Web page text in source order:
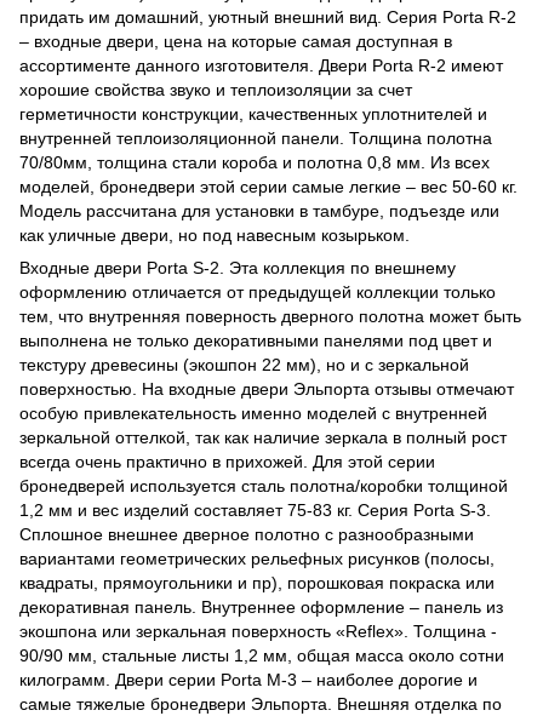
придать им домашний, уютный внешний вид. Серия Porta R-2
– входные двери, цена на которые самая доступная в
ассортименте данного изготовителя. Двери Porta R-2 имеют
хорошие свойства звуко и теплоизоляции за счет
герметичности конструкции, качественных уплотнителей и
внутренней теплоизоляционной панели. Толщина полотна
70/80мм, толщина стали короба и полотна 0,8 мм. Из всех
моделей, бронедвери этой серии самые легкие – вес 50-60 кг.
Модель рассчитана для установки в тамбуре, подъезде или
как уличные двери, но под навесным козырьком.
Входные двери Porta S-2. Эта коллекция по внешнему
оформлению отличается от предыдущей коллекции только
тем, что внутренняя поверность дверного полотна может быть
выполнена не только декоративными панелями под цвет и
текстуру древесины (экошпон 22 мм), но и с зеркальной
поверхностью. На входные двери Эльпорта отзывы отмечают
особую привлекательность именно моделей с внутренней
зеркальной оттелкой, так как наличие зеркала в полный рост
всегда очень практично в прихожей. Для этой серии
бронедверей используется сталь полотна/коробки толщиной
1,2 мм и вес изделий составляет 75-83 кг. Серия Porta S-3.
Сплошное внешнее дверное полотно с разнообразными
вариантами геометрических рельефных рисунков (полосы,
квадраты, прямоугольники и пр), порошковая покраска или
декоративная панель. Внутреннее оформление – панель из
экошпона или зеркальная поверхность «Reflex». Толщина -
90/90 мм, стальные листы 1,2 мм, общая масса около сотни
килограмм. Двери серии Porta M-3 – наиболее дорогие и
самые тяжелые бронедвери Эльпорта. Внешняя отделка по